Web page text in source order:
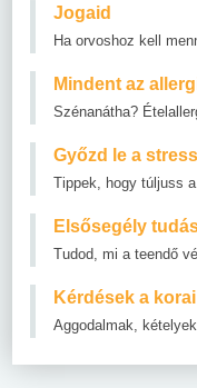
Jogaid
Ha orvoshoz kell
Mindent az
Szénanátha?
Győzd le a
Tippek, hogy túljuss
Elsősegély
Tudod, mi a teendő
Kérdések a
Aggodalmak,